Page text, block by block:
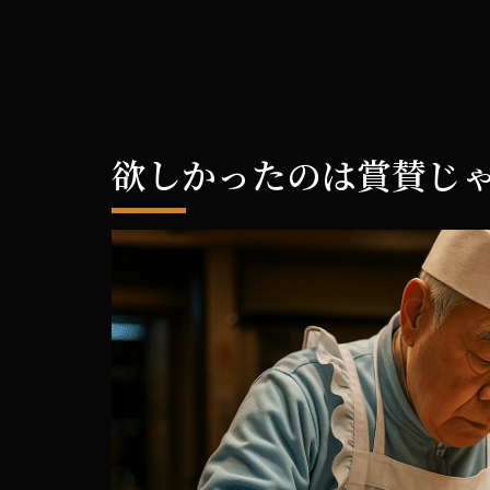
欲しかったのは賞賛じ